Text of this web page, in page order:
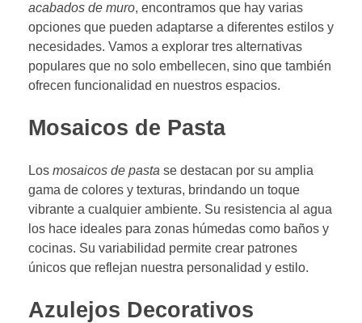
acabados de muro, encontramos que hay varias
opciones que pueden adaptarse a diferentes estilos y
necesidades. Vamos a explorar tres alternativas
populares que no solo embellecen, sino que también
ofrecen funcionalidad en nuestros espacios.
Mosaicos de Pasta
Los mosaicos de pasta se destacan por su amplia
gama de colores y texturas, brindando un toque
vibrante a cualquier ambiente. Su resistencia al agua
los hace ideales para zonas húmedas como baños y
cocinas. Su variabilidad permite crear patrones
únicos que reflejan nuestra personalidad y estilo.
Azulejos Decorativos